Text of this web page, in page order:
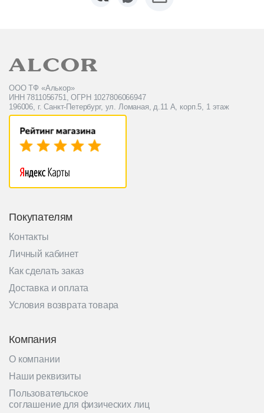
ООО ТФ «Алькор»
ИНН 7811056751, ОГРН 1027806066947
196006, г. Санкт-Петербург, ул. Ломаная, д.11 А, корп.5, 1 этаж
Покупателям
Контакты
Личный кабинет
Как сделать заказ
Доставка и оплата
Условия возврата товара
Компания
О компании
Наши реквизиты
Пользовательское
соглашение для физических лиц